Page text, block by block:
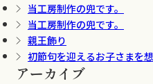
当工房制作の兜です。
当工房制作の兜です。
親王飾り
初節句を迎えるお子さまを
アーカイブ